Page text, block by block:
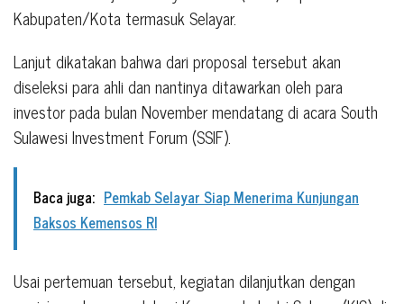
Kabupaten/Kota termasuk Selayar.
Lanjut dikatakan bahwa dari proposal tersebut akan
diseleksi para ahli dan nantinya ditawarkan oleh para
investor pada bulan November mendatang di acara South
Sulawesi Investment Forum (SSIF).
Baca juga: Pemkab Selayar Siap Menerima Kunjungan
Baksos Kemensos RI
Usai pertemuan tersebut, kegiatan dilanjutkan dengan